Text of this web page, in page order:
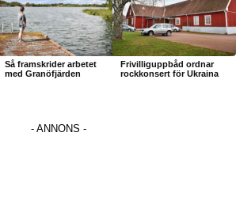
Så framskrider arbetet
med Granöfjärden
Frivilliguppbåd ordnar
rockkonsert för Ukraina